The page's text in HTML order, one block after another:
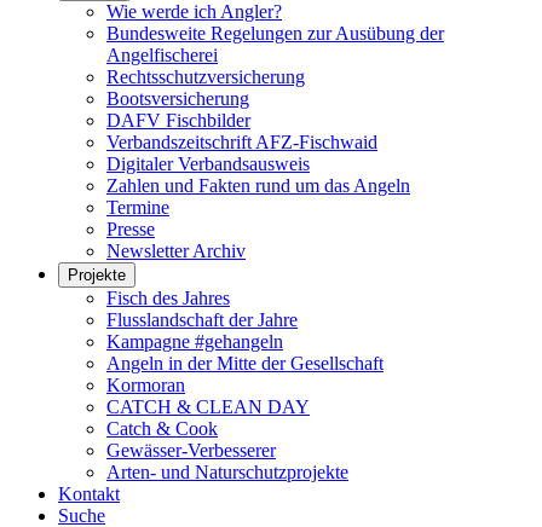
Wie werde ich Angler?
Bundesweite Regelungen zur Ausübung der
Angelfischerei
Rechtsschutzversicherung
Bootsversicherung
DAFV Fischbilder
Verbandszeitschrift AFZ-Fischwaid
Digitaler Verbandsausweis
Zahlen und Fakten rund um das Angeln
Termine
Presse
Newsletter Archiv
Projekte
Fisch des Jahres
Flusslandschaft der Jahre
Kampagne #gehangeln
Angeln in der Mitte der Gesellschaft
Kormoran
CATCH & CLEAN DAY
Catch & Cook
Gewässer-Verbesserer
Arten- und Naturschutzprojekte
Kontakt
Suche